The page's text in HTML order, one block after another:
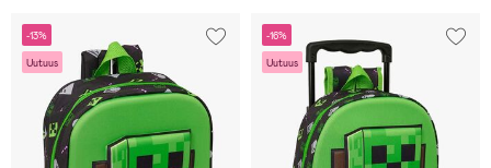
-13%
Uutuus
-16%
Uutuus